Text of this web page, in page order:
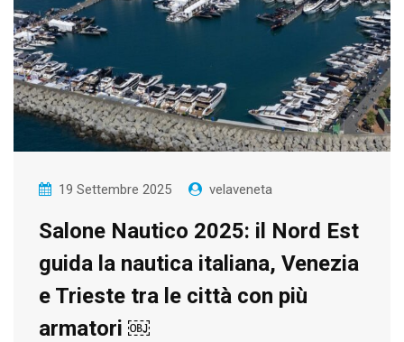
19 Settembre 2025 velaveneta
Salone Nautico 2025: il Nord Est
guida la nautica italiana, Venezia
e Trieste tra le città con più
armatori ￼